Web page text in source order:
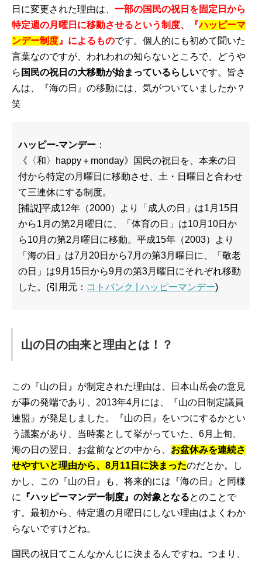
日に変更された理由は、 一部の国民の祝日を固定日から
特定週の月曜日に移動させるという制度、『ハッピーマ
ンデー制度 』によるものです。個人的にも初めて聞いた
言葉なのですが、われわれの知らないところで、どうや
ら 国民の祝日の大移動が始まっているらしいです。皆さ
んは、『海の日』の移動には、気がついていましたか？
笑
ハッピー‐マンデー ：
《〈和〉happy＋monday》国民の祝日を、本来の日
付から特定の月曜日に移動させ、土・日曜日と合わせ
て三連休にする制度。
[補説]平成12年（2000）より「成人の日」は1月15日
から1月の第2月曜日に、「体育の日」は10月10日か
ら10月の第2月曜日に移動。平成15年（2003）より
「海の日」は7月20日から7月の第3月曜日に、「敬老
の日」は9月15日から9月の第3月曜日にそれぞれ移動
した。(引用元： コトバンク | ハッピーマンデー)
山の日の由来と理由とは！？
この『山の日』が制定された理由は、日本山岳会の意見
が事の発端であり、2013年4月には、『山の日制定議員
連盟』が発足しました。『山の日』をいつにするかとい
う議案があり、当時案として挙がっていた、6月上旬、
海の日の翌日、お盆前などの中から、 お盆休みを連続さ
せやすいと理由から、8月11日に決まったのだとか。し
かし、この『山の日』も、将来的には『海の日』と同様
に
『ハッピーマンデー制度』の対象となるとのことで
す。最初から、特定週の月曜日にしない理由はよくわか
らないですけどね。
国民の祝日てこんなかんじに決まるんですね。つまり、